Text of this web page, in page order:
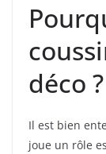
déco ?
Il est bien
joue un rôle